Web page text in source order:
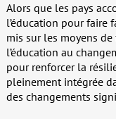
Alors que les pays
l’éducation pour faire
mis sur les moyens
l’éducation au
pour renforcer la
pleinement intégrée
des changements